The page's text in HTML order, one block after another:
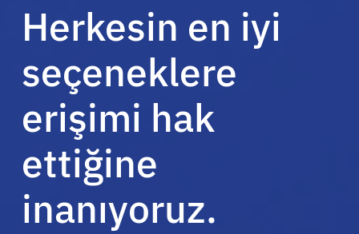
Kaynaklar
Hakkında
Türkçe
Herkesin en iyi
seçeneklere
erişimi hak
ettiğine
inanıyoruz.